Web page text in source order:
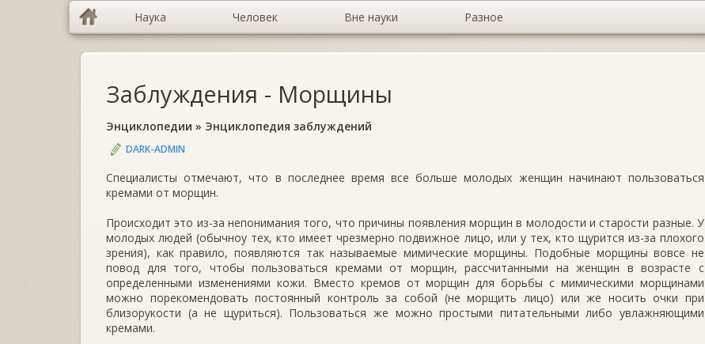
Наука Человек Вне науки Разное
Заблуждения - Морщины
Энциклопедии » Энциклопедия заблуждений
DARK-ADMIN
Специалисты отмечают, что в последнее время все больше молодых женщин начинают пользоваться
кремами от морщин.
Происходит это из-за непонимания того, что причины появления морщин в молодости и старости разные. У
молодых людей (обычноу тех, кто имеет чрезмерно подвижное лицо, или у тех, кто щурится из-за плохого
зрения), как правило, появляются так называемые мимические морщины. Подобные морщины вовсе не
повод для того, чтобы пользоваться кремами от морщин, рассчитанными на женщин в возрасте с
определенными изменениями кожи. Вместо кремов от морщин для борьбы с мимическими морщинами
можно порекомендовать постоянный контроль за собой (не морщить лицо) или же носить очки при
близорукости (а не щуриться). Пользоваться же можно простыми питательными либо увлажняющими
кремами.